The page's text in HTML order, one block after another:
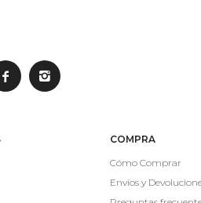
 
COMPRA
Cómo Comprar
Envíos y